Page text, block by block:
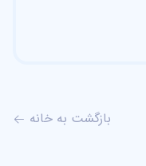
بازگشت به خانه